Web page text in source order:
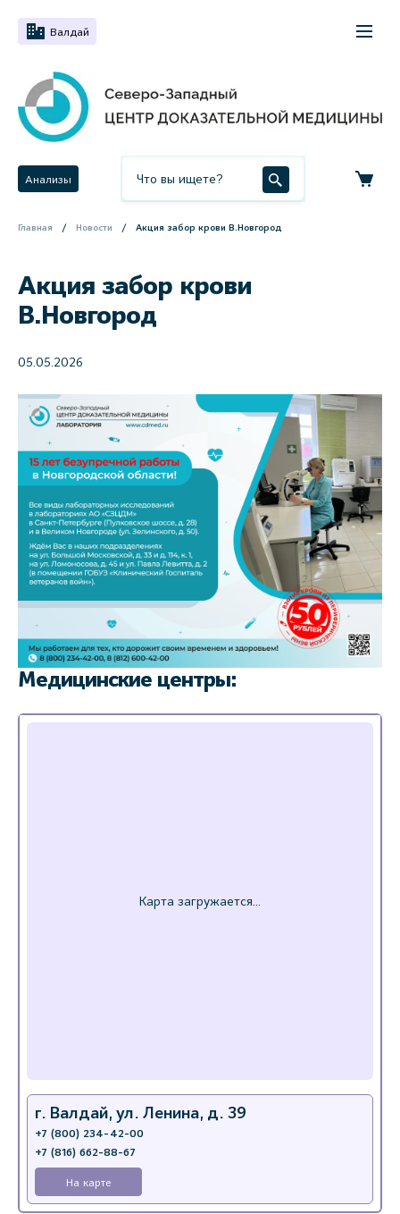
Валдай
Анализы
Главная Новости Акция забор крови В.Новгород
Акция забор крови
В.Новгород
05.05.2026
Медицинские центры:
г. Валдай, ул. Ленина, д. 39
+7 (800) 234-42-00
+7 (816) 662-88-67
На карте